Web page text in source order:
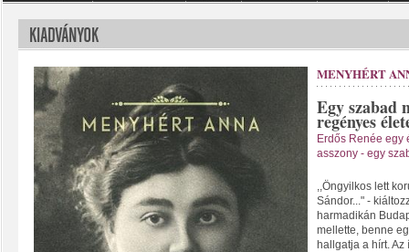
MENYHÉRT
Egy szabad
regényes
Erdős Renée egy
asszony - egy
,,Öngyilkos lett
Sándor..." -
harmadikán
mellette, benne
hallgatja a hírt.